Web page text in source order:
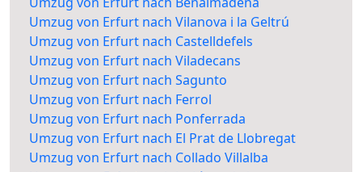
Umzug von Erfurt nach Vilanova i la Geltrú
Umzug von Erfurt nach Castelldefels
Umzug von Erfurt nach Viladecans
Umzug von Erfurt nach Sagunto
Umzug von Erfurt nach Ferrol
Umzug von Erfurt nach Ponferrada
Umzug von Erfurt nach El Prat de Llobregat
Umzug von Erfurt nach Collado Villalba